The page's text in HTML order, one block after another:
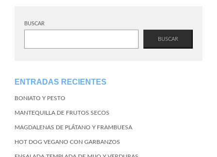
BUSCAR
BUSCAR
ENTRADAS RECIENTES
BONIATO Y PESTO
MANTEQUILLA DE FRUTOS SECOS
MAGDALENAS DE PLÁTANO Y FRAMBUESA
HOT DOG VEGANO CON GARBANZOS